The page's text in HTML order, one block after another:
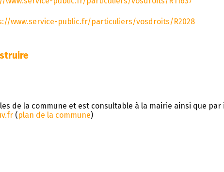
www.service-public.fr/particuliers/vosdroits/R2028
de la commune et est consultable à la mairie ainsi que
( plan de la commune)